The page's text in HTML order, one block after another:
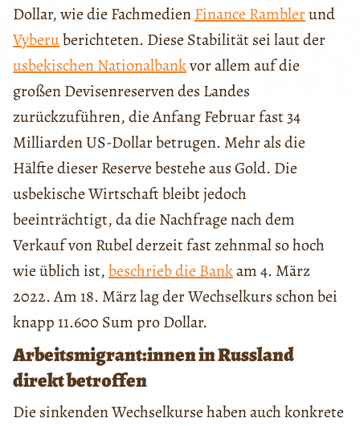
Dollar, wie die FachmedienFinance Ramblerund
Vyberuberichteten. Diese Stabilität sei laut der
usbekischen Nationalbankvor allem auf die
großen Devisenreserven des Landes
zurückzuführen, die Anfang Februar fast 34
Milliarden US-Dollar betrugen. Mehr als die
Hälfte dieser Reserve bestehe aus Gold. Die
usbekische Wirtschaft bleibt jedoch
beeinträchtigt, da die Nachfrage nach dem
Verkauf von Rubel derzeit fast zehnmal so hoch
wie üblich ist,beschrieb die Bankam 4. März
2022. Am 18. März lag der Wechselkurs schon bei
knapp 11.600 Sum pro Dollar.
Arbeitsmigrant:innen in Russland
direkt betroffen
Die sinkenden Wechselkurse haben auch konkrete